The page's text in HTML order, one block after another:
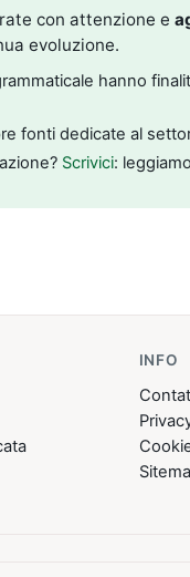
con attenzione e
evoluzione.
hanno
fonti dedicate al
Scrivici:
INFO